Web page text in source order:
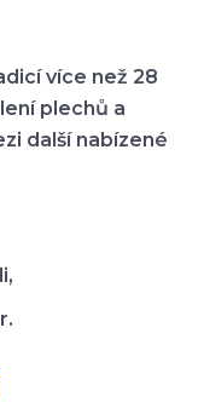
více než 28
plechů a
další nabízené